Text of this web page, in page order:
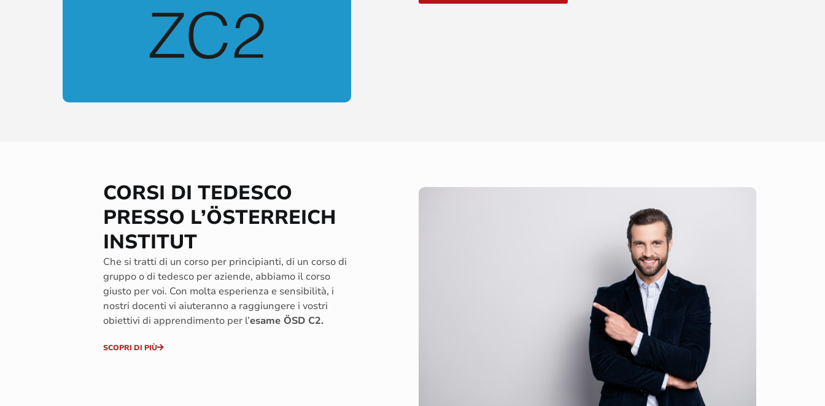
CORSI DI TEDESCO
PRESSO L’ÖSTERREICH
INSTITUT
Che si tratti di un corso per principianti, di un corso di
gruppo o di tedesco per aziende, abbiamo il corso
giusto per voi. Con molta esperienza e sensibilità, i
nostri docenti vi aiuteranno a raggiungere i vostri
obiettivi di apprendimento per l’esame ÖSD C2.
SCOPRI DI PIÙ